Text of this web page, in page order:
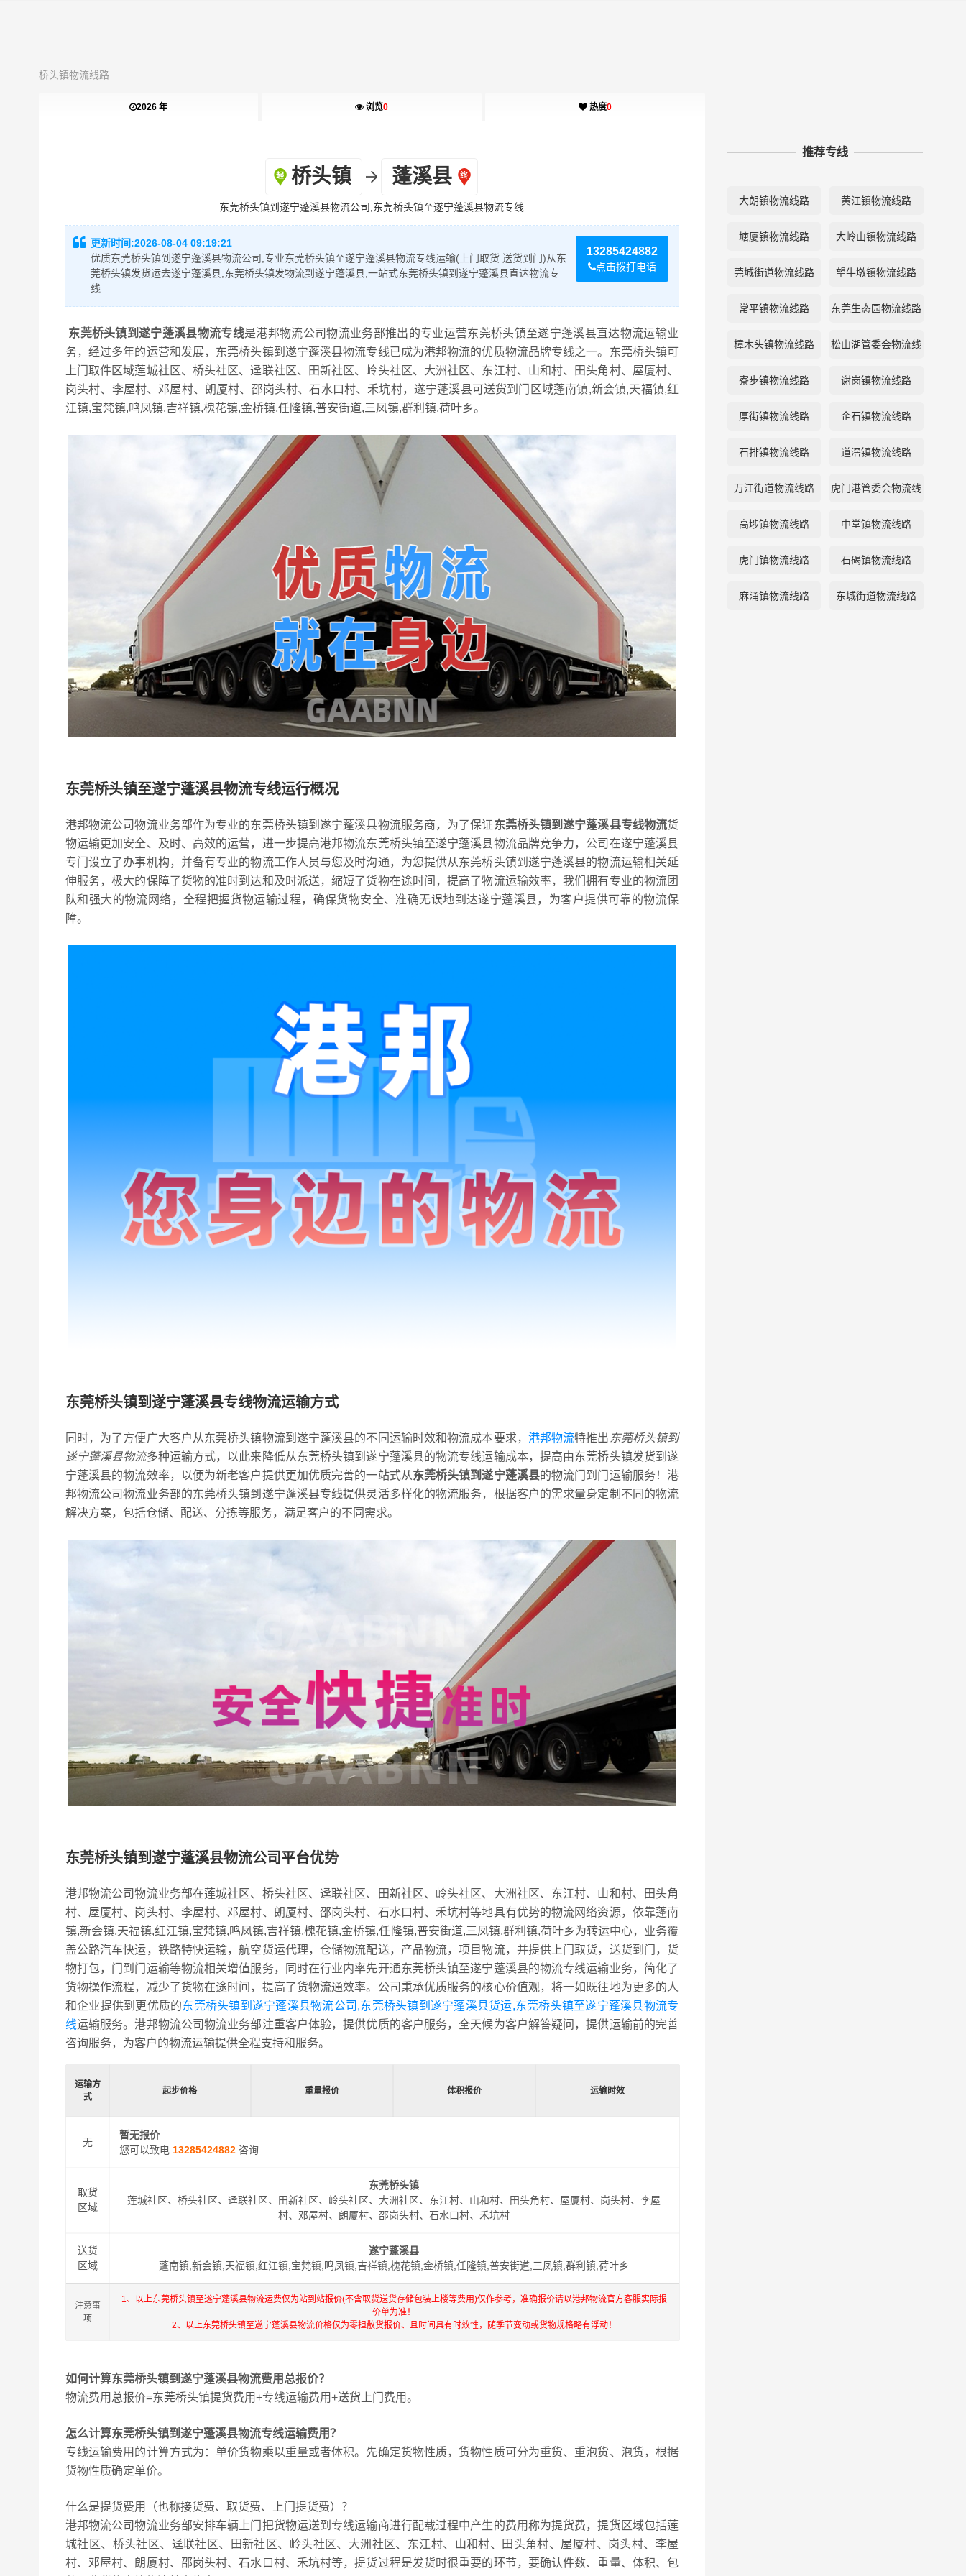
桥头镇物流线路
2026 年 浏览0 热度0
桥头镇 蓬溪县
东莞桥头镇到遂宁蓬溪县物流公司,东莞桥头镇至遂宁蓬溪县物流专线
13285424882
点击拨打电话
更新时间:2026-08-04 09:19:21
优质东莞桥头镇到遂宁蓬溪县物流公司,专业东莞桥头镇至遂宁蓬溪县物流专线运输(上门取货 送货到门)从东
莞桥头镇发货运去遂宁蓬溪县,东莞桥头镇发物流到遂宁蓬溪县,一站式东莞桥头镇到遂宁蓬溪县直达物流专
线
东莞桥头镇到遂宁蓬溪县物流专线是港邦物流公司物流业务部推出的专业运营东莞桥头镇至遂宁蓬溪县直达物流运输业
务，经过多年的运营和发展，东莞桥头镇到遂宁蓬溪县物流专线已成为港邦物流的优质物流品牌专线之一。东莞桥头镇可
上门取件区域莲城社区、桥头社区、迳联社区、田新社区、岭头社区、大洲社区、东江村、山和村、田头角村、屋厦村、
岗头村、李屋村、邓屋村、朗厦村、邵岗头村、石水口村、禾坑村，遂宁蓬溪县可送货到门区域蓬南镇,新会镇,天福镇,红
江镇,宝梵镇,鸣凤镇,吉祥镇,槐花镇,金桥镇,任隆镇,普安街道,三凤镇,群利镇,荷叶乡。
东莞桥头镇至遂宁蓬溪县物流专线运行概况
港邦物流公司物流业务部作为专业的东莞桥头镇到遂宁蓬溪县物流服务商，为了保证东莞桥头镇到遂宁蓬溪县专线物流货
物运输更加安全、及时、高效的运营，进一步提高港邦物流东莞桥头镇至遂宁蓬溪县物流品牌竞争力，公司在遂宁蓬溪县
专门设立了办事机构，并备有专业的物流工作人员与您及时沟通，为您提供从东莞桥头镇到遂宁蓬溪县的物流运输相关延
伸服务，极大的保障了货物的准时到达和及时派送，缩短了货物在途时间，提高了物流运输效率，我们拥有专业的物流团
队和强大的物流网络，全程把握货物运输过程，确保货物安全、准确无误地到达遂宁蓬溪县，为客户提供可靠的物流保
障。
东莞桥头镇到遂宁蓬溪县专线物流运输方式
同时，为了方便广大客户从东莞桥头镇物流到遂宁蓬溪县的不同运输时效和物流成本要求， 港邦物流特推出 东莞桥头镇到
遂宁蓬溪县物流多种运输方式，以此来降低从东莞桥头镇到遂宁蓬溪县的物流专线运输成本，提高由东莞桥头镇发货到遂
宁蓬溪县的物流效率，以便为新老客户提供更加优质完善的一站式从东莞桥头镇到遂宁蓬溪县的物流门到门运输服务！港
邦物流公司物流业务部的东莞桥头镇到遂宁蓬溪县专线提供灵活多样化的物流服务，根据客户的需求量身定制不同的物流
解决方案，包括仓储、配送、分拣等服务，满足客户的不同需求。
东莞桥头镇到遂宁蓬溪县物流公司平台优势
港邦物流公司物流业务部在莲城社区、桥头社区、迳联社区、田新社区、岭头社区、大洲社区、东江村、山和村、田头角
村、屋厦村、岗头村、李屋村、邓屋村、朗厦村、邵岗头村、石水口村、禾坑村等地具有优势的物流网络资源，依靠蓬南
镇,新会镇,天福镇,红江镇,宝梵镇,鸣凤镇,吉祥镇,槐花镇,金桥镇,任隆镇,普安街道,三凤镇,群利镇,荷叶乡为转运中心，业务覆
盖公路汽车快运，铁路特快运输，航空货运代理，仓储物流配送，产品物流，项目物流，并提供上门取货，送货到门，货
物打包，门到门运输等物流相关增值服务，同时在行业内率先开通东莞桥头镇至遂宁蓬溪县的物流专线运输业务，简化了
货物操作流程，减少了货物在途时间，提高了货物流通效率。公司秉承优质服务的核心价值观，将一如既往地为更多的人
和企业提供到更优质的东莞桥头镇到遂宁蓬溪县物流公司,东莞桥头镇到遂宁蓬溪县货运,东莞桥头镇至遂宁蓬溪县物流专
线运输服务。港邦物流公司物流业务部注重客户体验，提供优质的客户服务，全天候为客户解答疑问，提供运输前的完善
咨询服务，为客户的物流运输提供全程支持和服务。
运输方
式
起步价格 重量报价 体积报价 运输时效
无
暂无报价
您可以致电 13285424882咨询
取货
区域
东莞桥头镇
莲城社区、桥头社区、迳联社区、田新社区、岭头社区、大洲社区、东江村、山和村、田头角村、屋厦村、岗头村、李屋
村、邓屋村、朗厦村、邵岗头村、石水口村、禾坑村
送货
区域
遂宁蓬溪县
蓬南镇,新会镇,天福镇,红江镇,宝梵镇,鸣凤镇,吉祥镇,槐花镇,金桥镇,任隆镇,普安街道,三凤镇,群利镇,荷叶乡
注意事
项
1、以上东莞桥头镇至遂宁蓬溪县物流运费仅为站到站报价(不含取货送货存储包装上楼等费用)仅作参考，准确报价请以港邦物流官方客服实际报
价单为准！
2、以上东莞桥头镇至遂宁蓬溪县物流价格仅为零担散货报价、且时间具有时效性，随季节变动或货物规格略有浮动！
如何计算东莞桥头镇到遂宁蓬溪县物流费用总报价？
物流费用总报价=东莞桥头镇提货费用+专线运输费用+送货上门费用。
怎么计算东莞桥头镇到遂宁蓬溪县物流专线运输费用？
专线运输费用的计算方式为：单价货物乘以重量或者体积。先确定货物性质，货物性质可分为重货、重泡货、泡货，根据
货物性质确定单价。
什么是提货费用（也称接货费、取货费、上门提货费）？
港邦物流公司物流业务部安排车辆上门把货物运送到专线运输商进行配载过程中产生的费用称为提货费，提货区域包括莲
城社区、桥头社区、迳联社区、田新社区、岭头社区、大洲社区、东江村、山和村、田头角村、屋厦村、岗头村、李屋
村、邓屋村、朗厦村、邵岗头村、石水口村、禾坑村等，提货过程是发货时很重要的环节，要确认件数、重量、体积、包
推荐专线
大朗镇物流线路 黄江镇物流线路
塘厦镇物流线路 大岭山镇物流线路
莞城街道物流线路 望牛墩镇物流线路
常平镇物流线路 东莞生态园物流线路
樟木头镇物流线路 松山湖管委会物流线
路
寮步镇物流线路 谢岗镇物流线路
厚街镇物流线路 企石镇物流线路
石排镇物流线路 道滘镇物流线路
万江街道物流线路 虎门港管委会物流线
路
高埗镇物流线路 中堂镇物流线路
虎门镇物流线路 石碣镇物流线路
麻涌镇物流线路 东城街道物流线路